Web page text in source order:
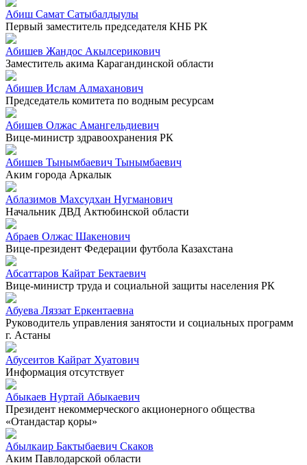
Абиш Самат Сатыбалдыулы
Первый заместитель председателя КНБ РК
Абишев Жандос Акылсерикович
Заместитель акима Карагандинской области
Абишев Ислам Алмаханович
Председатель комитета по водным ресурсам
Абишев Олжас Амангельдиевич
Вице-министр здравоохранения РК
Абишев Тынымбаевич Тынымбаевич
Аким города Аркалык
Аблазимов Махсудхан Нугманович
Начальник ДВД Актюбинской области
Абраев Олжас Шакенович
Вице-президент Федерации футбола Казахстана
Абсаттаров Кайрат Бектаевич
Вице-министр труда и социальной защиты населения РК
Абуева Ляззат Еркентаевна
Руководитель управления занятости и социальных программ
г. Астаны
Абусеитов Кайрат Хуатович
Информация отсутствует
Абыкаев Нуртай Абыкаевич
Президент некоммерческого акционерного общества
«Отандастар қоры»
Абылкаир Бактыбаевич Скаков
Аким Павлодарской области